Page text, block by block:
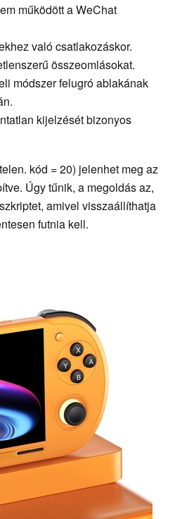
működött a WeChat
való csatlakozáskor.
összeomlásokat.
módszer felugró ablakának
kijelzését bizonyos
kód = 20) jelenhet meg az
Úgy tűnik, a megoldás az,
amivel visszaállíthatja
futnia kell.